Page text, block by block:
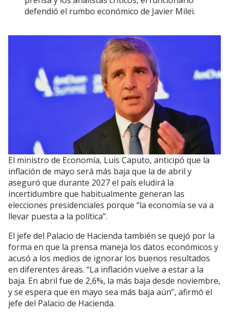
defendió el rumbo económico de Javier Milei.
El ministro de Economía, Luis Caputo, anticipó que la
inflación de mayo será más baja que la de abril y
aseguró que durante 2027 el país eludirá la
incertidumbre que habitualmente generan las
elecciones presidenciales porque “la economía se va a
llevar puesta a la política”.
El jefe del Palacio de Hacienda también se quejó por la
forma en que la prensa maneja los datos económicos y
acusó a los medios de ignorar los buenos resultados
en diferentes áreas. “La inflación vuelve a estar a la
baja. En abril fue de 2,6%, la más baja desde noviembre,
y se espera que en mayo sea más baja aún”, afirmó el
jefe del Palacio de Hacienda.